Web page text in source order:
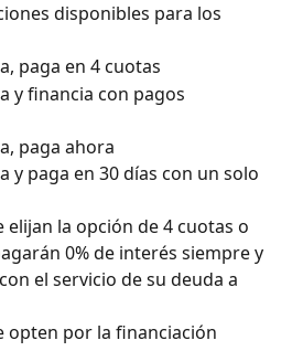
disponibles para los
paga en 4 cuotas
y financia con pagos
paga ahora
y paga en 30 días con un solo
elijan la opción de 4 cuotas o
0% de interés siempre y
el servicio de su deuda a
opten por la financiación